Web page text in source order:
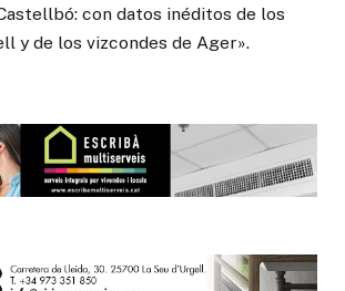
con datos inéditos de los
y de los vizcondes de Ager».